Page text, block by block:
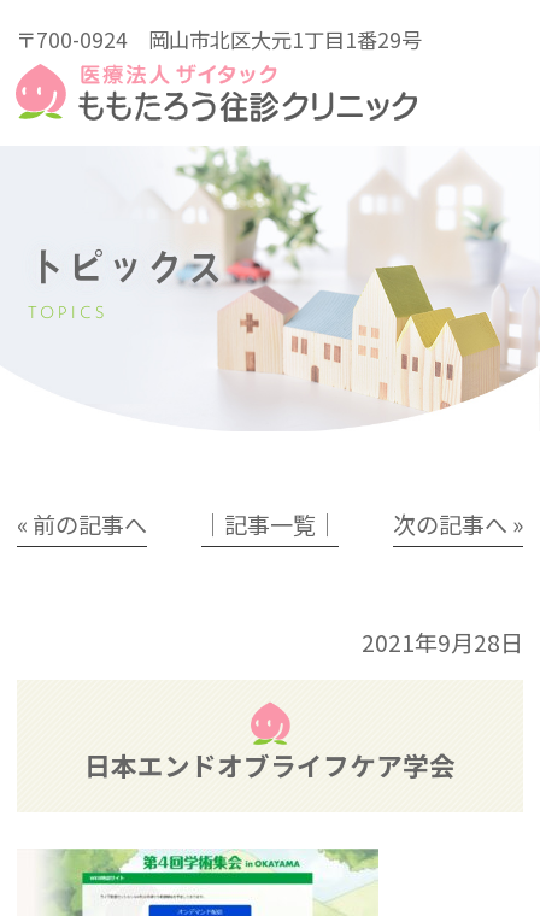
〒700-0924 岡山市北区大元1丁目1番29号
トピックス
TOPICS
« 前の記事へ │記事一覧│ 次の記事へ »
2021年9月28日
日本エンドオブライフケア学会